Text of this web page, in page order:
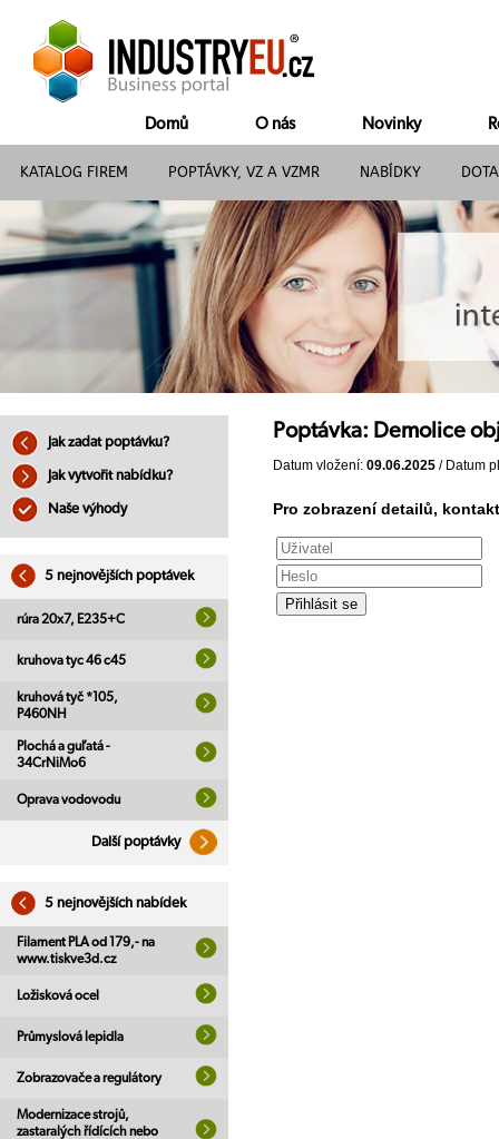
Domů O nás Novinky
KATALOG FIREM POPTÁVKY, VZ A VZMR NABÍDKY
Jak zadat poptávku?
Jak vytvořit nabídku?
Naše výhody
5 nejnovějších poptávek
rúra 20x7, E235+C
kruhova tyc 46 c45
kruhová tyč *105,
P460NH
Plochá a guľatá -
34CrNiMo6
Oprava vodovodu
Další poptávky
5 nejnovějších nabídek
Filament PLA od 179,- na
www.tiskve3d.cz
Ložisková ocel
Průmyslová lepidla
Zobrazovače a regulátory
Modernizace strojů,
zastaralých řídících nebo
Poptávka: Demolice
Datum vložení: 09.06.2025 / Datum
Pro zobrazení detailů,